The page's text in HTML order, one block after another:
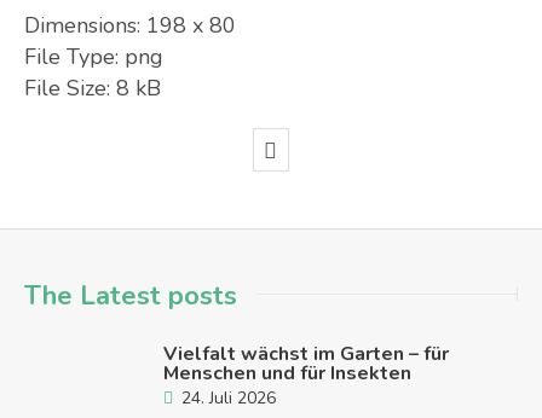
Dimensions: 198 x 80
File Type: png
File Size: 8 kB
The Latest posts
Vielfalt wächst im Garten – für
Menschen und für Insekten
24. Juli 2026